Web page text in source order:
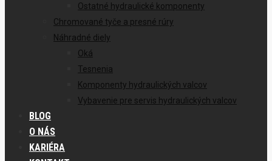
Ostatné hydraulické komponenty
Chromované tyče a presné rúry
Náhradné diely
Oká
Tesnenia
Komponenty hydraulických valcov
Vybavenie pre servis hydraulických valcov
BLOG
O NÁS
KARIÉRA